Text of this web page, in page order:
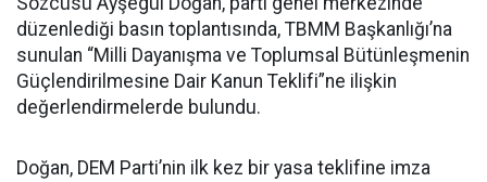
düzenlediği basın toplantısında, TBMM Başkanlığı’na
sunulan “Milli Dayanışma ve Toplumsal Bütünleşmenin
Güçlendirilmesine Dair Kanun Teklifi”ne ilişkin
değerlendirmelerde bulundu.
Doğan, DEM Parti’nin ilk kez bir yasa teklifine imza